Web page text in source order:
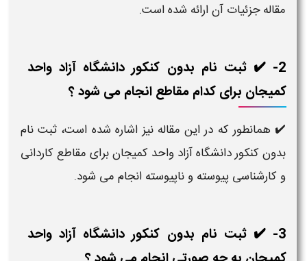
مقاله جزئیات آن ارائه شده است.
2- ✔️ ثبت نام بدون کنکور دانشگاه آزاد واحد
کمیجان برای کدام مقاطع انجام می شود ؟
✔️ همانطور که در این مقاله نیز اشاره شده است، ثبت نام
بدون کنکور دانشگاه آزاد واحد کمیجان برای مقاطع کاردانی
و کارشناسی پیوسته و ناپیوسته انجام می شود.
3- ✔️ ثبت نام بدون کنکور دانشگاه آزاد واحد